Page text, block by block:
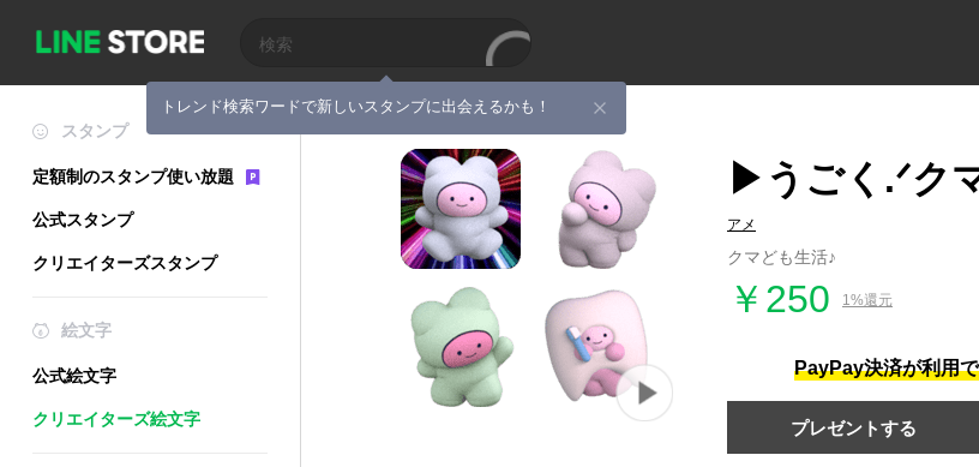
トレンド検索ワードで新しいスタンプに出会えるかも！
スタンプ
定額制のスタンプ使い放題
公式スタンプ
クリエイターズスタンプ
絵文字
公式絵文字
クリエイターズ絵文字
▶うごく.ᐟク
アメ
クマども生活♪
￥250 1%還元
PayPay決済が利用
プレゼントする